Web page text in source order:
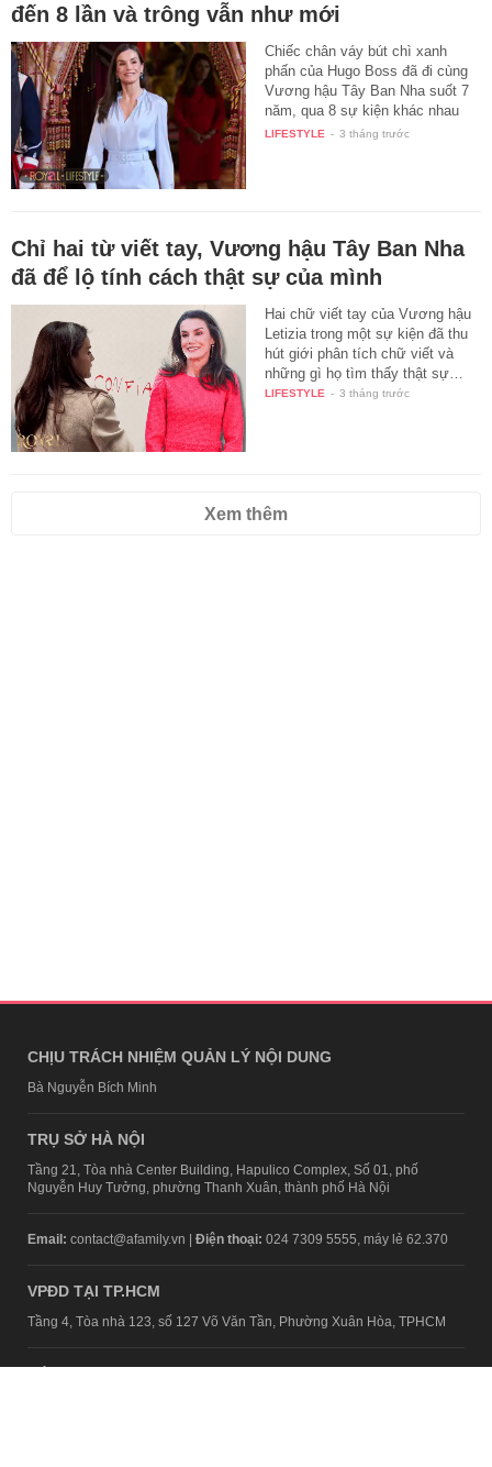
đến 8 lần và trông vẫn như mới
Chiếc chân váy bút chì xanh
phấn của Hugo Boss đã đi cùng
Vương hậu Tây Ban Nha suốt 7
năm, qua 8 sự kiện khác nhau
và…
LIFESTYLE - 3 tháng trước
Chỉ hai từ viết tay, Vương hậu Tây Ban Nha
đã để lộ tính cách thật sự của mình
Hai chữ viết tay của Vương hậu
Letizia trong một sự kiện đã thu
hút giới phân tích chữ viết và
những gì họ tìm thấy thật sự…
LIFESTYLE - 3 tháng trước
Xem thêm
CHỊU TRÁCH NHIỆM QUẢN LÝ NỘI DUNG
Bà Nguyễn Bích Minh
TRỤ SỞ HÀ NỘI
Tầng 21, Tòa nhà Center Building, Hapulico Complex, Số 01, phố
Nguyễn Huy Tưởng, phường Thanh Xuân, thành phố Hà Nội
Email: contact@afamily.vn | Điện thoại: 024 7309 5555, máy lẻ 62.370
VPĐD TẠI TP.HCM
Tầng 4, Tòa nhà 123, số 127 Võ Văn Tần, Phường Xuân Hòa, TPHCM